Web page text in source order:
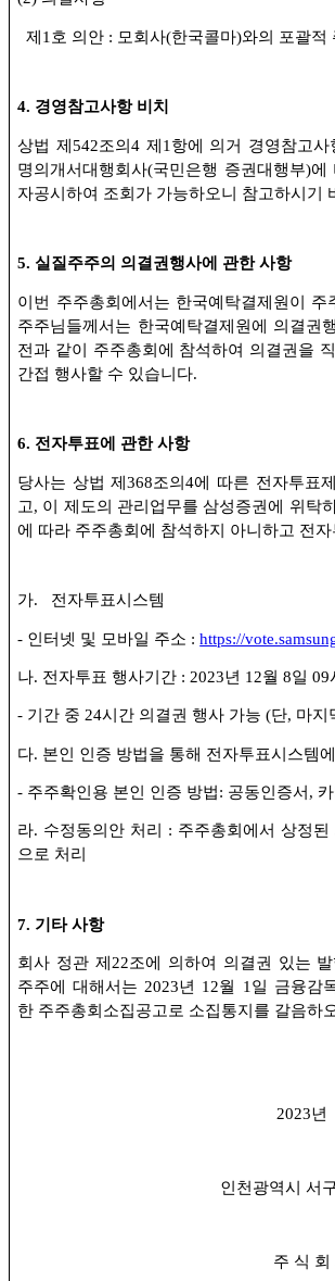
제 1 호 의안 : 모회사(한국콜마)와의 포괄적
4. 경영참고사항 비치
상법 제 542조의 4 제 1 항에 의거 경영참고
명의개서대행회사(국민은행 증권대행부)에
자공시하여 조회가 가능하오니 참고하시기
5.실질주주의 의결권행사에 관한 사항
이번 주주총회에서는 한국예탁결제원이
주주님들께서는 한국예탁결제원에 의결권
전과 같이 주주총회에 참석하여 의결권을
간접 행사할 수 있습니다.
6. 전자투표에 관한 사항
당사는 상법 제368조의4에 따른 전자투표
고, 이 제도의 관리업무를 삼성증권에 위탁
에 따라 주주총회에 참석하지 아니하고 전
가. 전자투표시스템
- 인터넷 및 모바일 주소 :https://
나. 전자투표 행사기간 : 2023년 12월 8일 09
- 기간 중 24시간 의결권 행사 가능 (단, 마지
다. 본인 인증 방법을 통해 전자투표시스템
- 주주확인용 본인 인증 방법: 공동인증서 ,
라. 수정동의안 처리 : 주주총회에서 상정
으로 처리
7. 기타 사항
회사 정관 제 22조에 의하여 의결권 있는 발
주주에 대해서는 2023년 12월 1일 금융감
한 주주총회소집공고로 소집통지를 갈음하
2023년
인천광역시 서
주 식 회